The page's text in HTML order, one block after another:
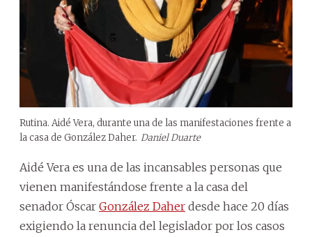
Rutina. Aidé Vera, durante una de las manifestaciones frente a
la casa de González Daher. Daniel Duarte
Aidé Vera es una de las incansables personas que
vienen manifestándose frente a la casa del
senador Óscar González Daher desde hace 20 días
exigiendo la renuncia del legislador por los casos